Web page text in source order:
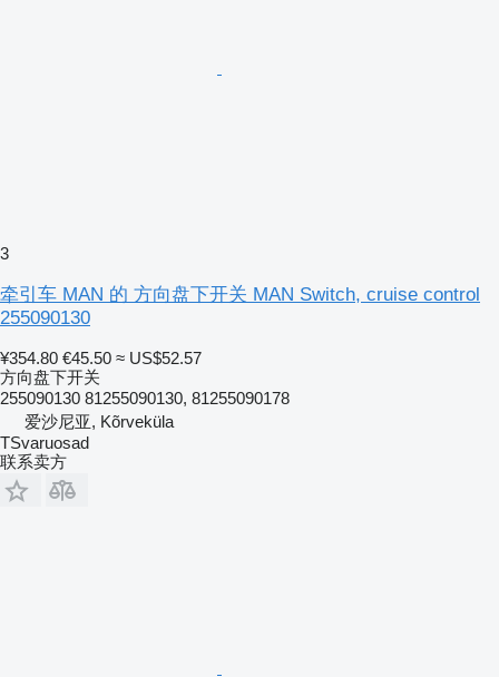
3
牵引车 MAN 的 方向盘下开关 MAN Switch, cruise control
255090130
¥354.80 €45.50 ≈ US$52.57
方向盘下开关
255090130 81255090130, 81255090178
爱沙尼亚, Kõrveküla
TSvaruosad
联系卖方